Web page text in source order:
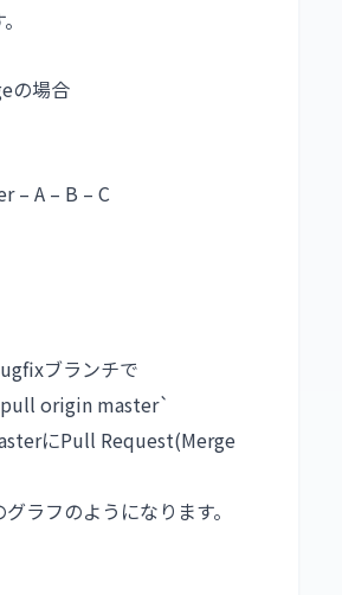
の場合
– A – B – C
ブランチで
origin master`
にPull Request(Merge
ラフのようになります。